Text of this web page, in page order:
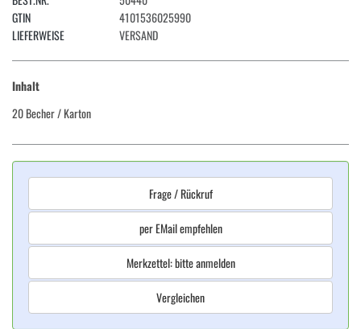
GTIN
4101536025990
LIEFERWEISE
VERSAND
Inhalt
20 Becher/ Karton
Frage / Rückruf
per EMail empfehlen
Merkzettel: bitte anmelden
Vergleichen